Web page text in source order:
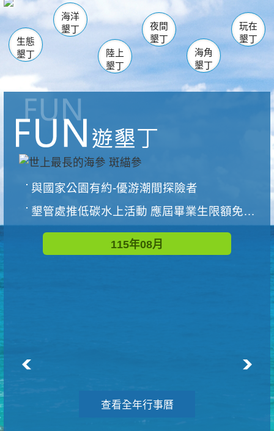
南仁湖
海生館
恆春 佳樂水
龍鑾潭自然中心 森林遊樂區
瓊麻館
關山 墾管處遊客中心
社頂公園 風吹沙
船帆石
白砂 龍磐公園
香蕉灣
砂島
鵝鑾鼻
生態
墾丁
海洋
墾丁
陸上
墾丁
夜間
墾丁
海角
墾丁
玩在
墾丁
與國家公園有約-優游潮間探險者
墾管處推低碳水上活動 應屆畢業生限額免費參加
115年08月
查看全年行事曆